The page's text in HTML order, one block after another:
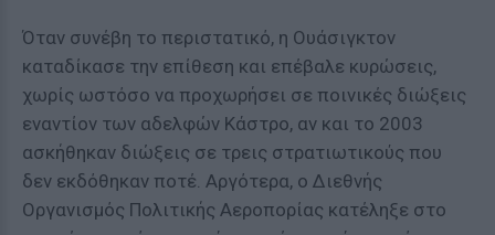
Όταν συνέβη το περιστατικό, η Ουάσιγκτον
καταδίκασε την επίθεση και επέβαλε κυρώσεις,
χωρίς ωστόσο να προχωρήσει σε ποινικές διώξεις
εναντίον των αδελφών Κάστρο, αν και το 2003
ασκήθηκαν διώξεις σε τρεις στρατιωτικούς που
δεν εκδόθηκαν ποτέ. Αργότερα, ο Διεθνής
Οργανισμός Πολιτικής Αεροπορίας κατέληξε στο